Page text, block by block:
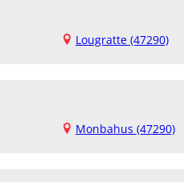
Lougratte (47290)
Monbahus (47290)